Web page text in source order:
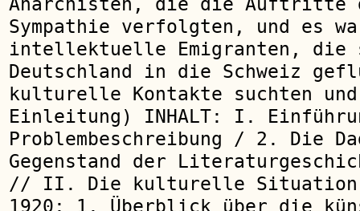
Sympathie verfolgten, und es
intellektuelle Emigranten, die
Deutschland in die Schweiz
kulturelle Kontakte suchten
Einleitung) INHALT: I.
Problembeschreibung / 2. Die
Gegenstand der
// II. Die kulturelle Situation
1920: 1. Überblick über die